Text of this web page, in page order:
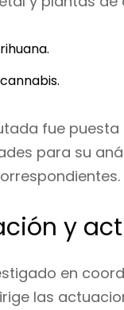
fue
para su
y
en
las